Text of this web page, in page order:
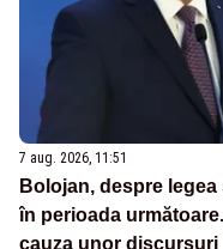
7 aug. 2026, 11:51
Bolojan, despre
în perioada
cauza unor